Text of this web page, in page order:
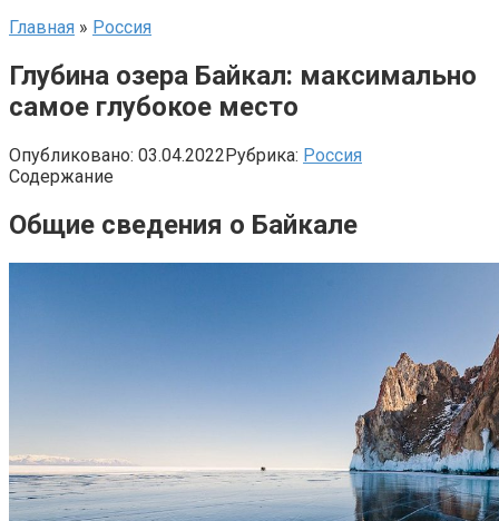
Главная » Россия
Глубина озера Байкал: максимально
самое глубокое место
Опубликовано: 03.04.2022Рубрика: Россия
Содержание
Общие сведения о Байкале